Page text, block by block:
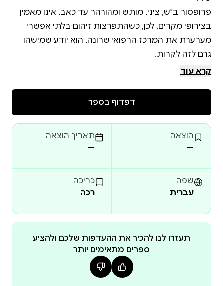
פרופסור ב"ש, ציני, מותש ומהורהר עד כאב, אינו מאמין
בצירופי מקרים. לכן, כשהתפרצות זיהום בלתי אפשרי
מערערת את המרכז הרפואי שרונה, הוא יודע שמישהו
באולם הרצאות סגור, ב"ש נושא את ההרצאה של חייו,
מנתח לא רק התפרצות, אלא תוכנית נקמה ארוכת שנים.
מישהו בשרונה הפך רפואה לרצח. מישהו שיודע בדיוק
"אפשר לעזוב את שרונה, אבל שרונה לעולם לא תעזוב
אותך."
קרא עוד
דפדוף בספר
הוצאה
—
תאריך הוצאה
—
שפה
עברית
כריכה
רכה
תעזרו לנו להכיר את ההעדפות שלכם ולהציע
ספרים מתאימים יותר